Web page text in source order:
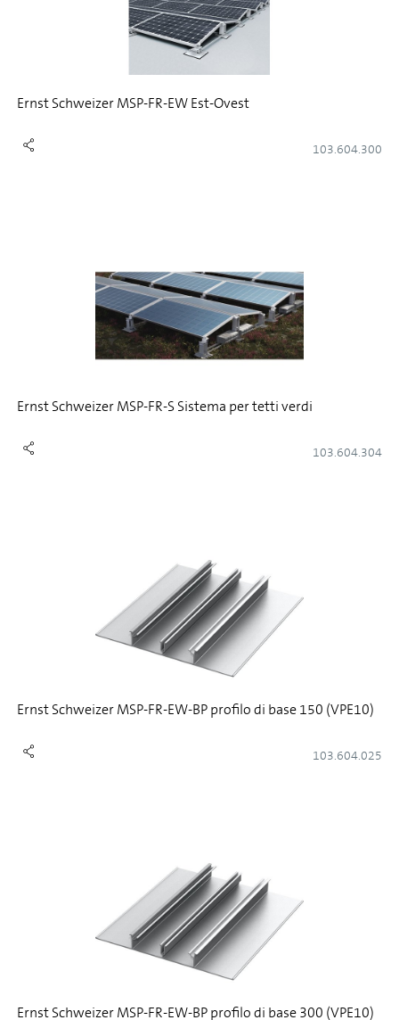
Ernst Schweizer MSP-FR-EW Est-Ovest
103.604.300
Ernst Schweizer MSP-FR-S Sistema per tetti verdi
103.604.304
Ernst Schweizer MSP-FR-EW-BP profilo di base 150 (VPE10)
103.604.025
Ernst Schweizer MSP-FR-EW-BP profilo di base 300 (VPE10)